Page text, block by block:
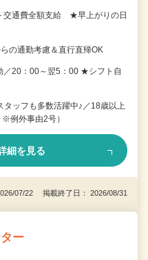
交通費全額支給 ★早上がりの日
の通勤考慮＆直行直帰OK
／20：00～翌5：00 ★シフト自
タッフも多数活躍中♪／18歳以上
例外事由2号）
細を見る
07/22 掲載終了日： 2026/08/31
ー